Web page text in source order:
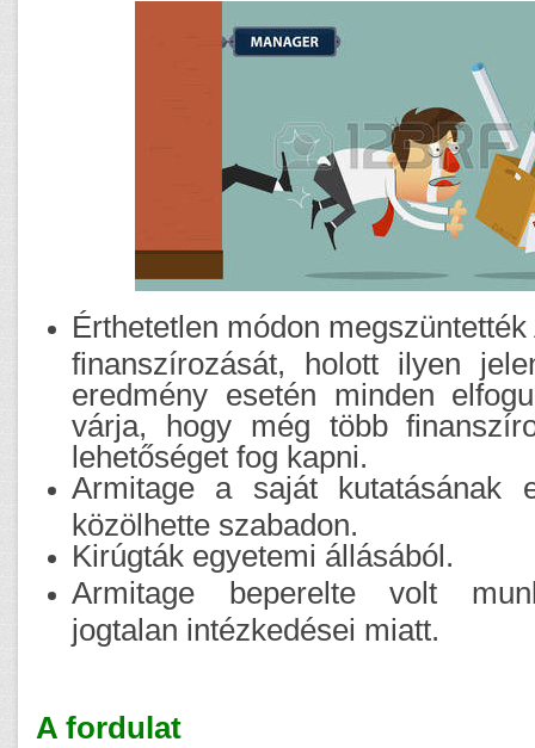
Érthetetlen módon
finanszírozását, holott ilyen
eredmény esetén minden
várja, hogy még több
lehetőséget fog kapni.
Armitage a saját kutatásának
közölhette szabadon.
Kirúgták egyetemi állásából.
Armitage beperelte volt
jogtalan intézkedései miatt.
A fordulat